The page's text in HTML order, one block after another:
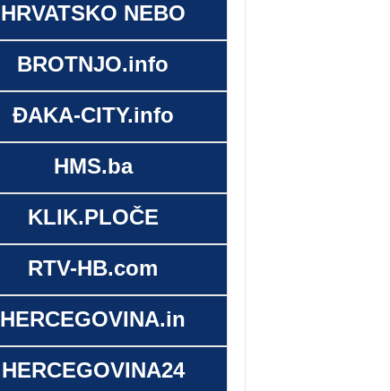
HRVATSKO NEBO
BROTNJO.info
ĐAKA-CITY.info
HMS.ba
KLIK.PLOČE
RTV-HB.com
HERCEGOVINA.in
HERCEGOVINA24